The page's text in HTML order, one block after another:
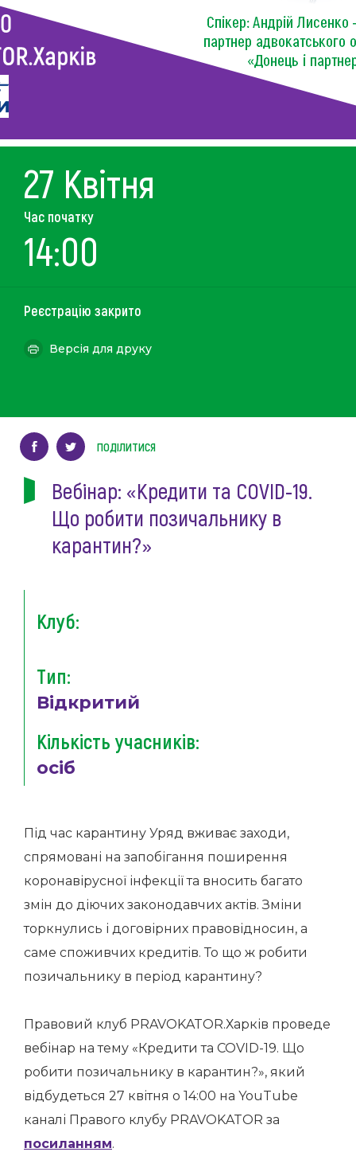
Вебінар: «Кредити та COVID-19.
Що робити позичальнику в
карантин?»
Клуб:
Тип:
Відкритий
Кількість учасників:
осіб
Під час карантину Уряд вживає заходи,
спрямовані на запобігання поширення
коронавірусної інфекції та вносить багато
змін до діючих законодавчих актів. Зміни
торкнулись і договірних правовідносин, а
саме споживчих кредитів. То що ж робити
позичальнику в період карантину?
Правовий клуб PRAVOKATOR.Харків проведе
вебінар на тему «Кредити та COVID-19. Що
робити позичальнику в карантин?», який
відбудеться 27 квітня о 14:00 на YouTube
каналі Правого клубу PRAVOKATOR за
посиланням.
27 Квітня
Час початку
14:00
Реєстрацію закрито
Версія для друку
ПОДІЛИТИСЯ